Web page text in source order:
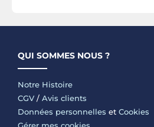
QUI SOMMES NOUS ?
Notre Histoire
CGV / Avis clients
Données personnelles et Cookies